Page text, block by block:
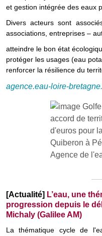
et gestion intégrée des eaux
Divers acteurs sont
associations, entreprises –
atteindre le bon état
protéger les usages (eau
renforcer la résilience du
agence.eau-loire-
[Actualité] L’eau, une
progression depuis le
Michaly (Galilee AM)
La thématique cycle de